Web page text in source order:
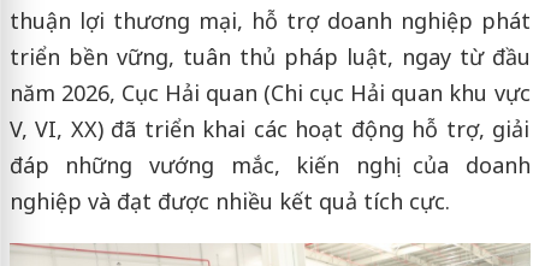
thuận lợi thương mại, hỗ trợ doanh nghiệp phát
triển bền vững, tuân thủ pháp luật, ngay từ đầu
năm 2026, Cục Hải quan (Chi cục Hải quan khu vực
V, VI, XX) đã triển khai các hoạt động hỗ trợ, giải
đáp những vướng mắc, kiến nghị của doanh
nghiệp và đạt được nhiều kết quả tích cực.